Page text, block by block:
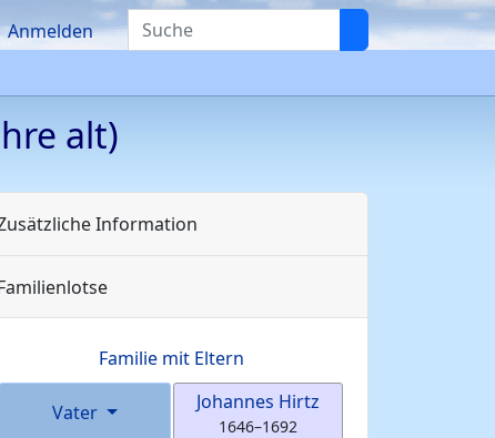
Suche
Anmelden
alt)
Information
Familie mit Eltern
Vater Johannes Hirtz
1646–1692